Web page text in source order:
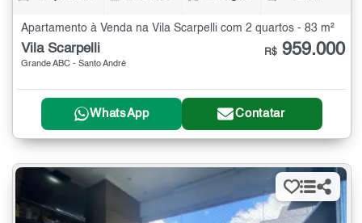
Apartamento à Venda na Vila Scarpelli com 2 quartos - 83 m²
Vila Scarpelli
Grande ABC - Santo André
R$ 959.000
WhatsApp Contatar